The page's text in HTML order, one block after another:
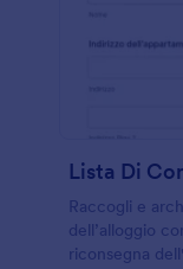
Raccogli e
dell’alloggio
riconsegna